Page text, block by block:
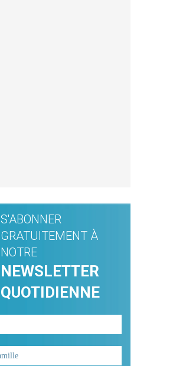
S'ABONNER
GRATUITEMENT À
NOTRE
NEWSLETTER
QUOTIDIENNE